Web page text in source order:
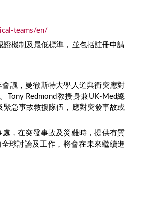
teams/en/
機制及最低標準，並包括註冊申請
議，曼徹斯特大學人道與衝突應對
Tony Redmond教授身兼UK-Med總
急事故救援隊伍，應對突發事故或
處，在突發事故及災難時，提供有質
球討論及工作，將會在未來繼續進